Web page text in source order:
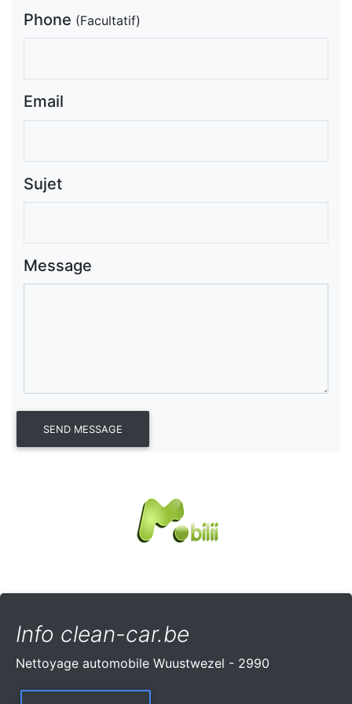
Phone (Facultatif)
Email
Sujet
Message
Info clean-car.be
Nettoyage automobile Wuustwezel - 2990